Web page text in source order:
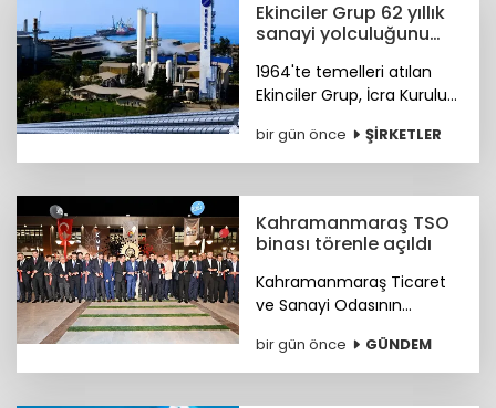
Ekinciler Grup 62 yıllık
sanayi yolculuğunu
1964'te temelleri atılan
Ekinciler Grup, İcra Kurulu
mesajıyla 62 yıllık köklü
sanayi mirasını ve küresel
bir gün önce ŞİRKETLER
Kahramanmaraş TSO
binası törenle açıldı
Kahramanmaraş Ticaret
ve Sanayi Odasının
depremlerinin ardından
yeniden inşa edilen yeni
bir gün önce GÜNDEM